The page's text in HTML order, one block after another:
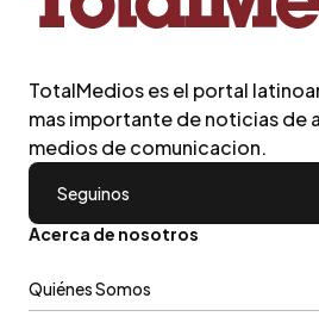
TotalMedios es el portal
mas importante de noticias de
medios de comunicacion.
Seguinos
Acerca de nosotros
Quiénes Somos